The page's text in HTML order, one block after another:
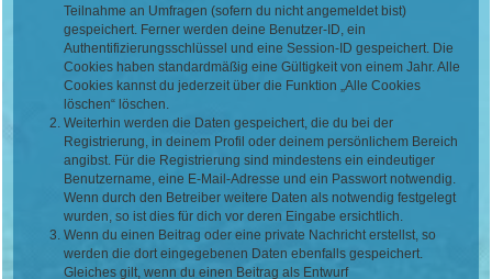
Teilnahme an Umfragen (sofern du nicht angemeldet bist)
gespeichert. Ferner werden deine Benutzer-ID, ein
Authentifizierungsschlüssel und eine Session-ID gespeichert. Die
Cookies haben standardmäßig eine Gültigkeit von einem Jahr. Alle
Cookies kannst du jederzeit über die Funktion „Alle Cookies
löschen“ löschen.
Weiterhin werden die Daten gespeichert, die du bei der
Registrierung, in deinem Profil oder deinem persönlichem Bereich
angibst. Für die Registrierung sind mindestens ein eindeutiger
Benutzername, eine E-Mail-Adresse und ein Passwort notwendig.
Wenn durch den Betreiber weitere Daten als notwendig festgelegt
wurden, so ist dies für dich vor deren Eingabe ersichtlich.
Wenn du einen Beitrag oder eine private Nachricht erstellst, so
werden die dort eingegebenen Daten ebenfalls gespeichert.
Gleiches gilt, wenn du einen Beitrag als Entwurf